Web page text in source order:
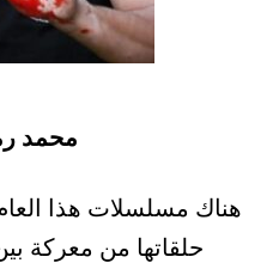
محمد
هناك مسلسلات هذا
حلقاتها من معركة